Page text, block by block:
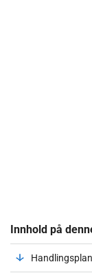
Innhold på